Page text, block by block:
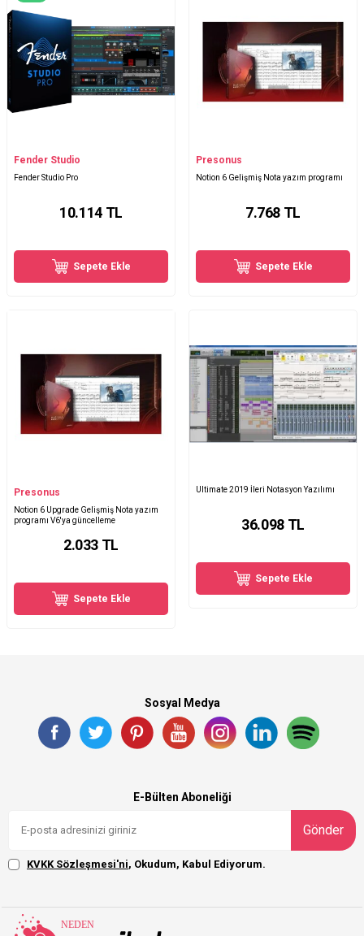
Fender Studio
Fender Studio Pro
10.114TL
Sepete Ekle
Presonus
Notion 6 Gelişmiş Nota yazım programı
7.768 TL
Sepete Ekle
Presonus
Notion 6 Upgrade Gelişmiş Nota yazım
programı V6'ya güncelleme
2.033 TL
Sepete Ekle
Ultimate 2019 İleri Notasyon Yazılımı
36.098TL
Sepete Ekle
Sosyal Medya
E-Bülten Aboneliği
Gönder
KVKK Sözleşmesi'ni, Okudum, Kabul Ediyorum.